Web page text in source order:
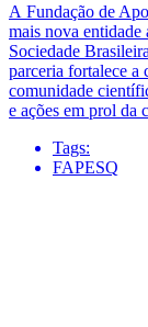
A Fundação de
mais nova entidade
Sociedade
parceria fortalece a
comunidade
e ações em prol
Tags:
FAPESQ